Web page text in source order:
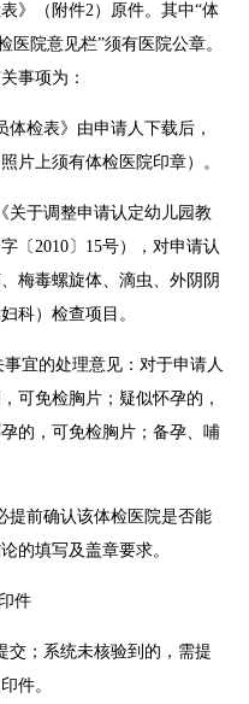
》（附件2）原件。其中“体
医院意见栏”须有医院公章。
事项为：
体检表》由申请人下载后，
片上须有体检医院印章）。
关于调整申请认定幼儿园教
〔2010〕15号），对申请认
梅毒螺旋体、滴虫、外阴阴
科）检查项目。
宜的处理意见：对于申请人
可免检胸片；疑似怀孕的，
的，可免检胸片；备孕、哺
提前确认该体检医院是否能
的填写及盖章要求。
件
交；系统未核验到的，需提
件。